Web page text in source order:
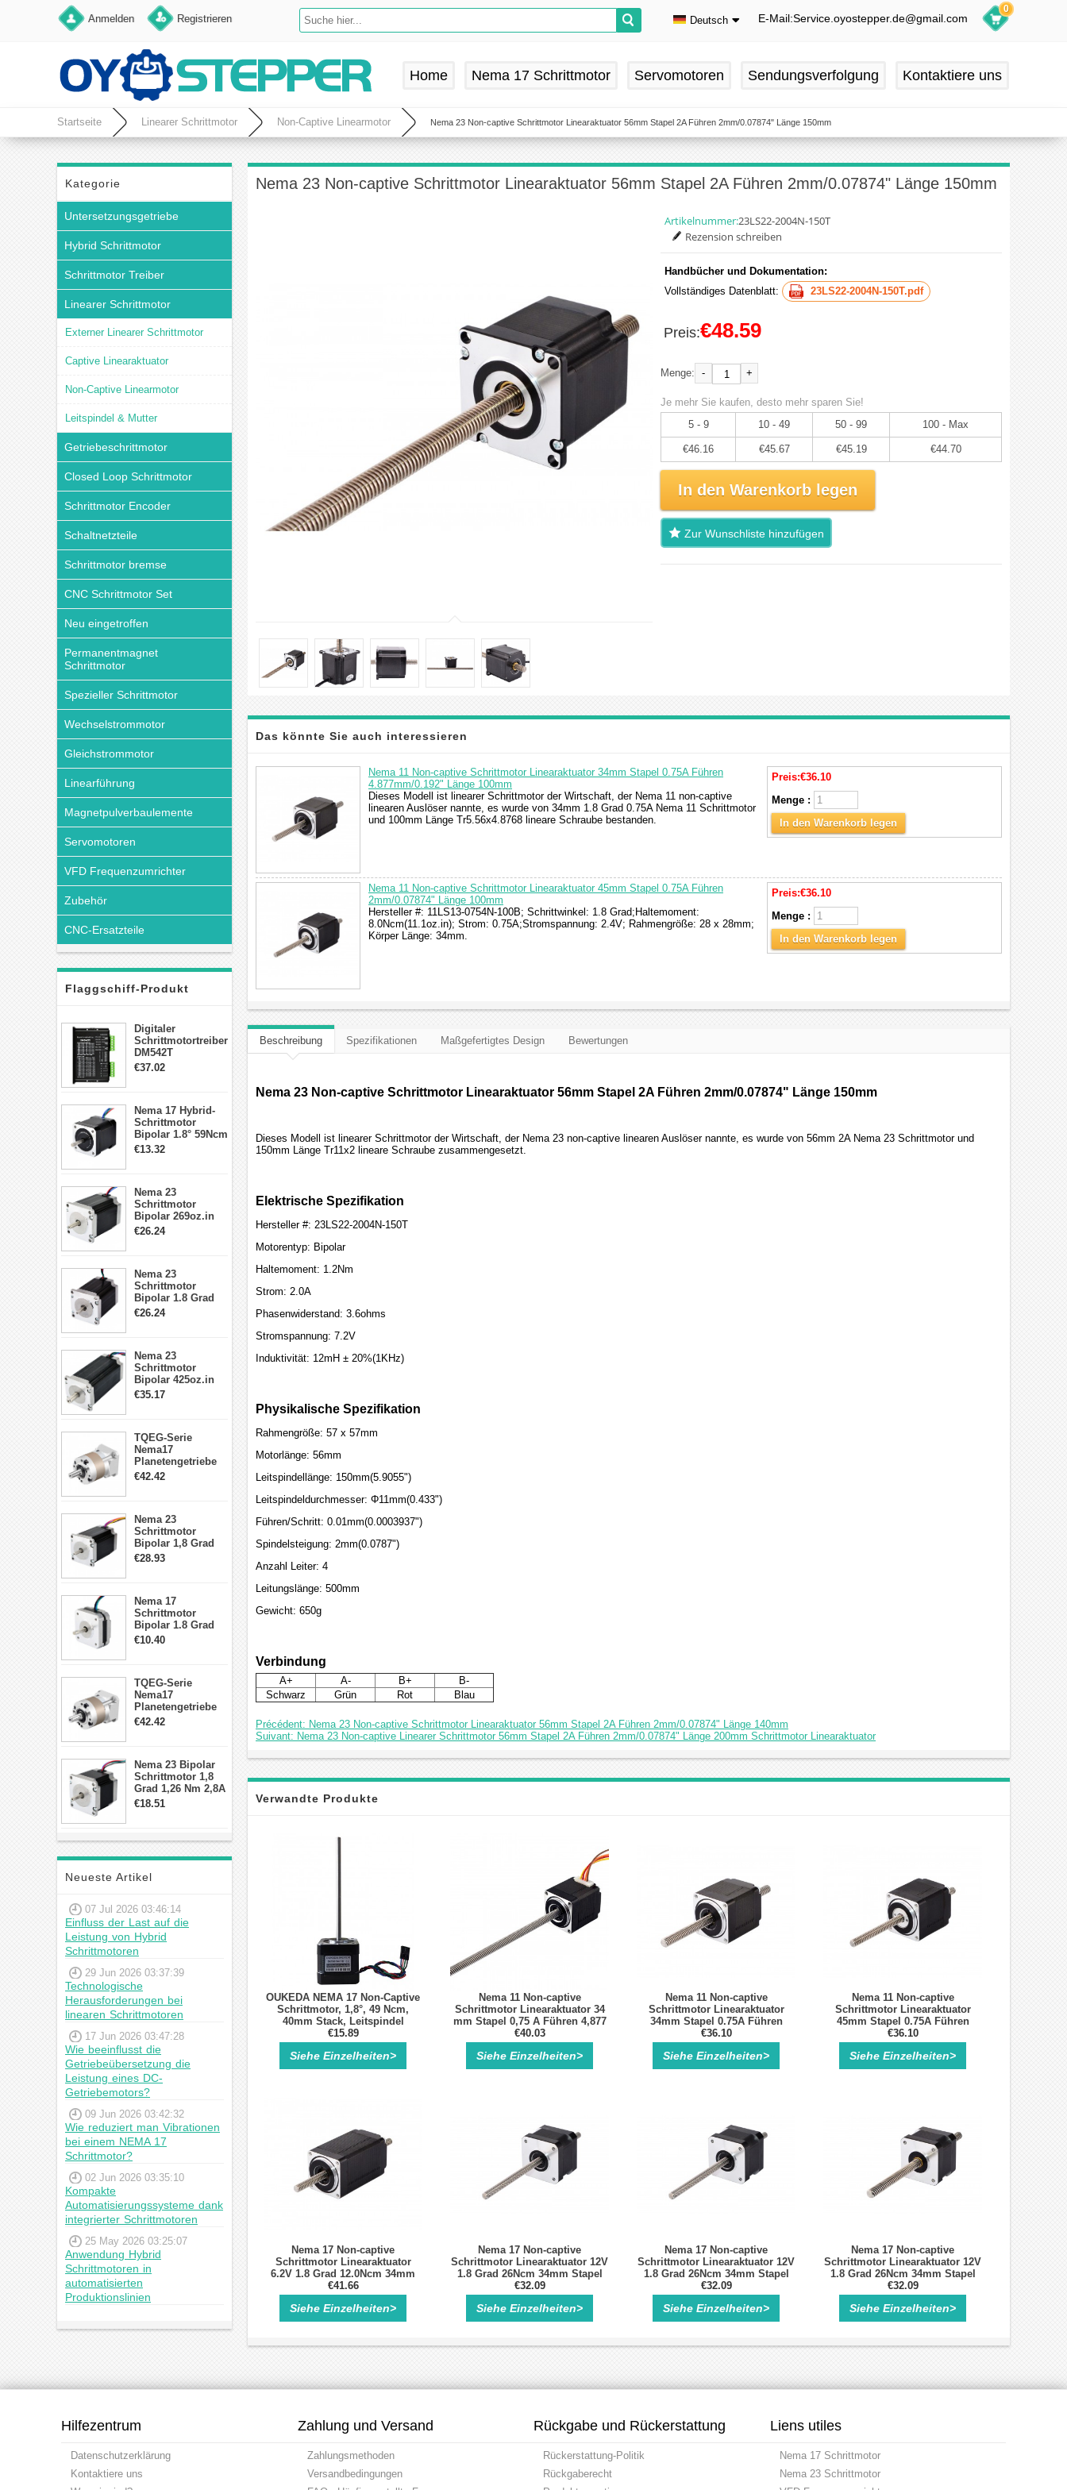
Anmelden Registrieren Deutsch
Deutsch
Español
E-Mail:Service.oyostepper.de@gmail.com
0
Home Nema 17 Schrittmotor Servomotoren Sendungsverfolgung Kontaktiere uns
Startseite Linearer Schrittmotor Non-Captive Linearmotor Nema 23 Non-captive Schrittmotor Linearaktuator 56mm Stapel 2A Führen 2mm/0.07874" Länge 150mm
Kategorie
Untersetzungsgetriebe
Hybrid Schrittmotor
Schrittmotor Treiber
Linearer Schrittmotor
Externer Linearer Schrittmotor
Captive Linearaktuator
Non-Captive Linearmotor
Leitspindel & Mutter
Getriebeschrittmotor
Closed Loop Schrittmotor
Schrittmotor Encoder
Schaltnetzteile
Schrittmotor bremse
CNC Schrittmotor Set
Neu eingetroffen
Permanentmagnet
Schrittmotor
Spezieller Schrittmotor
Wechselstrommotor
Gleichstrommotor
Linearführung
Magnetpulverbaulemente
Servomotoren
VFD Frequenzumrichter
Zubehör
CNC-Ersatzteile
Flaggschiff-Produkt
Digitaler
Schrittmotortreiber
DM542T
Schrittmotor
Schrittmotor
€37.02
Nema 17 Hybrid-
Schrittmotor
Bipolar 1.8° 59Ncm
2A 4 Drähte mit 1m
€13.32
Nema 23
Schrittmotor
Bipolar 269oz.in
2,8A 57x57x76mm
€26.24
Nema 23
Schrittmotor
Bipolar 1.8 Grad
1.9Nm 3A 3.36V 4
€26.24
Nema 23
Schrittmotor
Bipolar 425oz.in
4.2A 57x57x114mm
€35.17
TQEG-Serie
Nema17
Planetengetriebe
5:1 Spiel 15Arc-
€42.42
Nema 23
Schrittmotor
Bipolar 1,8 Grad
2,83Nm 4 A 2,26V
€28.93
Nema 17
Schrittmotor
Bipolar 1.8 Grad
8.7Ncm 1A 3.5V 4
€10.40
TQEG-Serie
Nema17
Planetengetriebe
10:1 Spiel 15Arc-
€42.42
Nema 23 Bipolar
Schrittmotor 1,8
Grad 1,26 Nm 2,8A
2,5V 4 Drähte
€18.51
Neueste Artikel
07 Jul 2026 03:46:14
Einfluss der Last auf die
Leistung von Hybrid
Schrittmotoren
29 Jun 2026 03:37:39
Technologische
Herausforderungen bei
linearen Schrittmotoren
17 Jun 2026 03:47:28
Wie beeinflusst die
Getriebeübersetzung die
Leistung eines DC-
Getriebemotors?
09 Jun 2026 03:42:32
Wie reduziert man Vibrationen
bei einem NEMA 17
Schrittmotor?
02 Jun 2026 03:35:10
Kompakte
Automatisierungssysteme dank
integrierter Schrittmotoren
25 May 2026 03:25:07
Anwendung Hybrid
Schrittmotoren in
automatisierten
Produktionslinien
Nema 23 Non-captive Schrittmotor Linearaktuator 56mm Stapel 2A Führen 2mm/0.07874" Länge 150mm
Artikelnummer:23LS22-2004N-150T
Rezension schreiben
Handbücher und Dokumentation:
Vollständiges Datenblatt:
23LS22-2004N-150T.pdf
Preis:€48.59
Menge: - +
Je mehr Sie kaufen, desto mehr sparen Sie!
5 - 9
10 - 49 50 - 99 100 - Max
€46.16 €45.67 €45.19 €44.70
In den Warenkorb legen
Zur Wunschliste hinzufügen
Das könnte Sie auch interessieren
Nema 11 Non-captive Schrittmotor Linearaktuator 34mm Stapel 0.75A Führen
4.877mm/0.192" Länge 100mm
Dieses Modell ist linearer Schrittmotor der Wirtschaft, der Nema 11 non-captive
linearen Auslöser nannte, es wurde von 34mm 1.8 Grad 0.75A Nema 11 Schrittmotor
und 100mm Länge Tr5.56x4.8768 lineare Schraube bestanden.
Preis:€36.10
Menge :
In den Warenkorb legen
Nema 11 Non-captive Schrittmotor Linearaktuator 45mm Stapel 0.75A Führen
2mm/0.07874" Länge 100mm
Hersteller #: 11LS13-0754N-100B; Schrittwinkel: 1.8 Grad;Haltemoment:
8.0Ncm(11.1oz.in); Strom: 0.75A;Stromspannung: 2.4V; Rahmengröße: 28 x 28mm;
Körper Länge: 34mm.
Preis:€36.10
Menge :
In den Warenkorb legen
Beschreibung Spezifikationen Maßgefertigtes Design Bewertungen
Nema 23 Non-captive Schrittmotor Linearaktuator 56mm Stapel 2A Führen 2mm/0.07874" Länge 150mm
Dieses Modell ist linearer Schrittmotor der Wirtschaft, der Nema 23 non-captive linearen Auslöser nannte, es wurde von 56mm 2A Nema 23 Schrittmotor und
150mm Länge Tr11x2 lineare Schraube zusammengesetzt.
Elektrische Spezifikation
Hersteller #: 23LS22-2004N-150T
Motorentyp: Bipolar
Haltemoment: 1.2Nm
Strom: 2.0A
Phasenwiderstand: 3.6ohms
Stromspannung: 7.2V
Induktivität: 12mH ± 20%(1KHz)
Physikalische Spezifikation
Rahmengröße: 57 x 57mm
Motorlänge: 56mm
Leitspindellänge: 150mm(5.9055")
Leitspindeldurchmesser: Φ11mm(0.433")
Führen/Schritt: 0.01mm(0.0003937")
Spindelsteigung: 2mm(0.0787")
Anzahl Leiter: 4
Leitungslänge: 500mm
Gewicht: 650g
Verbindung
A+ A- B+
B-
Schwarz
Grün Rot Blau
Précédent: Nema 23 Non-captive Schrittmotor Linearaktuator 56mm Stapel 2A Führen 2mm/0.07874" Länge 140mm
Suivant: Nema 23 Non-captive Linearer Schrittmotor 56mm Stapel 2A Führen 2mm/0.07874" Länge 200mm Schrittmotor Linearaktuator
Verwandte Produkte
OUKEDA NEMA 17 Non-Captive
Schrittmotor, 1,8°, 49 Ncm,
40mm Stack, Leitspindel
110mm
€15.89
Siehe Einzelheiten>
Nema 11 Non-captive
Schrittmotor Linearaktuator 34
mm Stapel 0,75 A Führen 4,877
mm Länge 150 mm
€40.03
Siehe Einzelheiten>
Nema 11 Non-captive
Schrittmotor Linearaktuator
34mm Stapel 0.75A Führen
4.877mm/0.192" Länge 100mm
€36.10
Siehe Einzelheiten>
Nema 11 Non-captive
Schrittmotor Linearaktuator
45mm Stapel 0.75A Führen
2mm/0.07874" Länge 100mm
€36.10
Siehe Einzelheiten>
Nema 17 Non-captive
Schrittmotor Linearaktuator
6.2V 1.8 Grad 12.0Ncm 34mm
Stapel 0.67A Führen
2mm/0.07874" Länge 100mm
€41.66
Siehe Einzelheiten>
Nema 17 Non-captive
Schrittmotor Linearaktuator 12V
1.8 Grad 26Ncm 34mm Stapel
0.4A Führen 2mm/0.07874"
Länge 100mm
€32.09
Siehe Einzelheiten>
Nema 17 Non-captive
Schrittmotor Linearaktuator 12V
1.8 Grad 26Ncm 34mm Stapel
0.4A Führen 2mm/0.07874"
Länge 150mm
€32.09
Siehe Einzelheiten>
Nema 17 Non-captive
Schrittmotor Linearaktuator 12V
1.8 Grad 26Ncm 34mm Stapel
0.4A Führen 8mm/0.31496"
Länge 150mm
€32.09
Siehe Einzelheiten>
Hilfezentrum
Datenschutzerklärung
Kontaktiere uns
Zahlung und Versand
Zahlungsmethoden
Versandbedingungen
Rückgabe und Rückerstattung
Rückerstattung-Politik
Rückgaberecht
Liens utiles
Nema 17 Schrittmotor
Nema 23 Schrittmotor